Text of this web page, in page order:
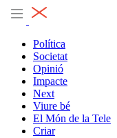
Política
Societat
Opinió
Impacte
Next
Viure bé
El Món de la Tele
Criar